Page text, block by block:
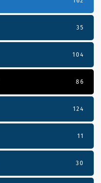
35
104
86
124
11
30